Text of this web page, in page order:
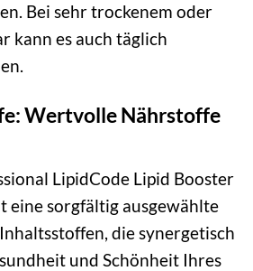
Bei sehr trockenem oder
kann es auch täglich
Wertvolle Nährstoffe
LipidCode Lipid Booster
eine sorgfältig ausgewählte
die synergetisch
und Schönheit Ihres